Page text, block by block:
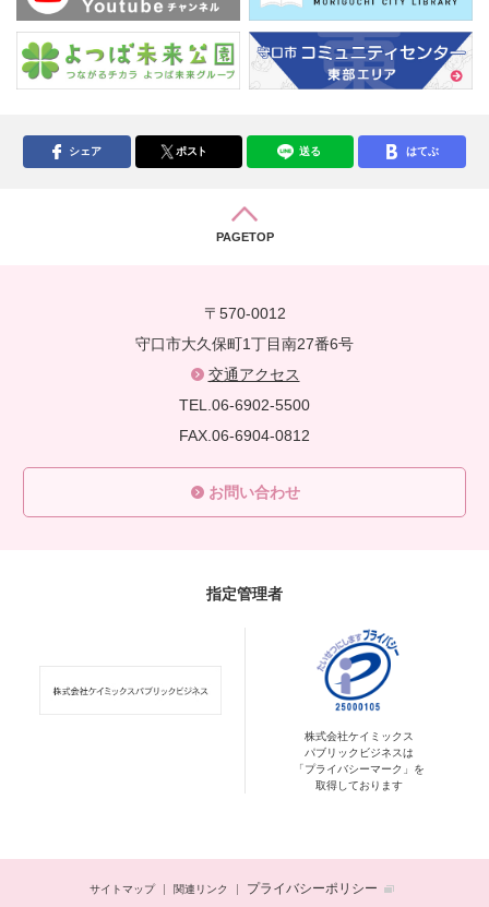
シェア ポスト 送る はてぶ
PAGETOP
〒570-0012
守口市大久保町1丁目南27番6号
交通アクセス
TEL.06-6902-5500
FAX.06-6904-0812
お問い合わせ
指定管理者
株式会社ケイミックス
パブリックビジネスは
「プライバシーマーク」を
取得しております
サイトマップ 関連リンク プライバシーポリシー